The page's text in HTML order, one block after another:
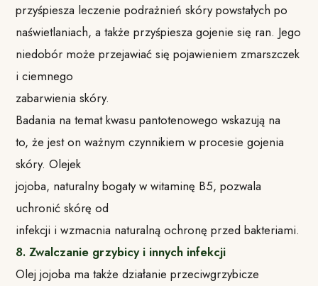
przyśpiesza leczenie podrażnień skóry powstałych po
naświetlaniach, a także przyśpiesza gojenie się ran. Jego
niedobór może przejawiać się pojawieniem zmarszczek
i ciemnego
zabarwienia skóry.
Badania na temat kwasu pantotenowego wskazują na
to, że jest on ważnym czynnikiem w procesie gojenia
skóry. Olejek
jojoba, naturalny bogaty w witaminę B5, pozwala
uchronić skórę od
infekcji i wzmacnia naturalną ochronę przed bakteriami.
8. Zwalczanie grzybicy i innych infekcji
Olej jojoba ma także działanie przeciwgrzybicze